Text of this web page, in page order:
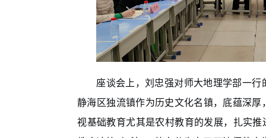
座谈会上，刘忠强对师大地理学部一
静海区独流镇作为历史文化名镇，底蕴深
视基础教育尤其是农村教育的发展，扎实